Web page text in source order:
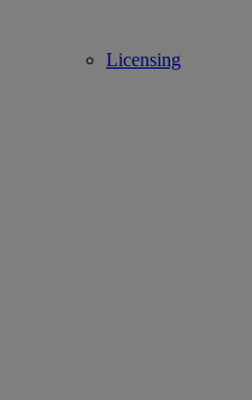
Licensing